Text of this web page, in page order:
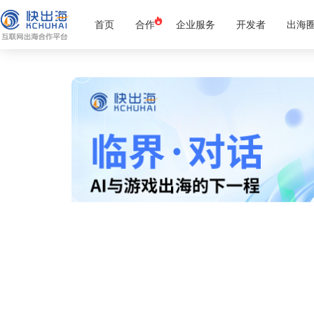
首页 合作 企业服务 开发者 出海